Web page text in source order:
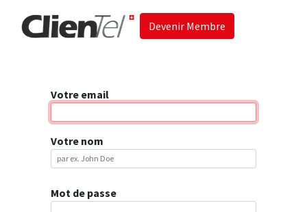
Devenir Membre
Votre email
Votre nom
Mot de passe